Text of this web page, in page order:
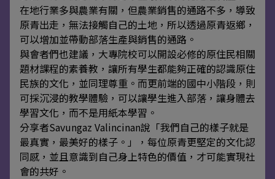
在地行業多與農業有關，但農業銷售的通路不多，導致
原青出走，無法接觸自己的土地，所以透過原青返鄉，
可以增加並帶動部落生產與銷售的通路。
與會者們也建議，大專院校可以開設必修的原住民相關
題材課程的素養教，讓所有學生都能夠正確的認識原住
民族的文化，並同理尊重。而更前端的國中小階段，則
可採沉浸的教學體驗，可以讓學生進入部落，讓身體去
學習文化，而不是用紙本學習。
分享者Savungaz Valincinan說「我們自己的樣子就是
最真實，最美好的樣子。」，每位原青更堅定的文化認
同感，並且意識到自己身上特色的價值，才可能實現社
會的共好。